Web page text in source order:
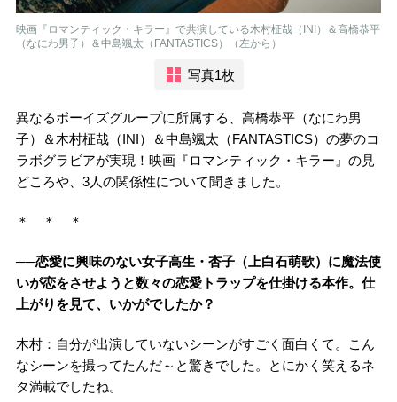
映画『ロマンティック・キラー』で共演している木村柾哉（INI）＆高橋恭平
（なにわ男子）＆中島颯太（FANTASTICS）（左から）
写真1枚
異なるボーイズグループに所属する、高橋恭平（なにわ男
子）＆木村柾哉（INI）＆中島颯太（FANTASTICS）の夢のコ
ラボグラビアが実現！映画『ロマンティック・キラー』の見
どころや、3人の関係性について聞きました。
＊ ＊ ＊
──恋愛に興味のない女子高生・杏子（上白石萌歌）に魔法使
いが恋をさせようと数々の恋愛トラップを仕掛ける本作。仕
上がりを見て、いかがでしたか？
木村：自分が出演していないシーンがすごく面白くて。こん
なシーンを撮ってたんだ～と驚きでした。とにかく笑えるネ
タ満載でしたね。